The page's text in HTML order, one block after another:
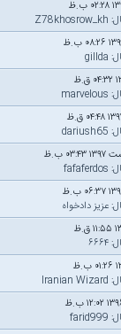
:
Z78khosrow_kh
:
gillda
:
marvelous
:
dariush65
:
fafaferdos
:عزیز دادخواه
:۶۶۶۴
:
Iranian Wizard
:
farid999